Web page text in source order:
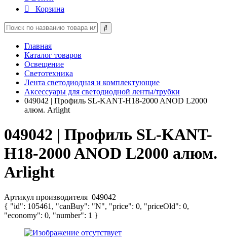
Корзина
Главная
Каталог товаров
Освещение
Светотехника
Лента светодиодная и комплектующие
Аксессуары для светодиодной ленты/трубки
049042 | Профиль SL-KANT-H18-2000 ANOD L2000
алюм. Arlight
049042 | Профиль SL-KANT-
H18-2000 ANOD L2000 алюм.
Arlight
Артикул производителя 049042
{ "id": 105461, "canBuy": "N", "price": 0, "priceOld": 0,
"economy": 0, "number": 1 }